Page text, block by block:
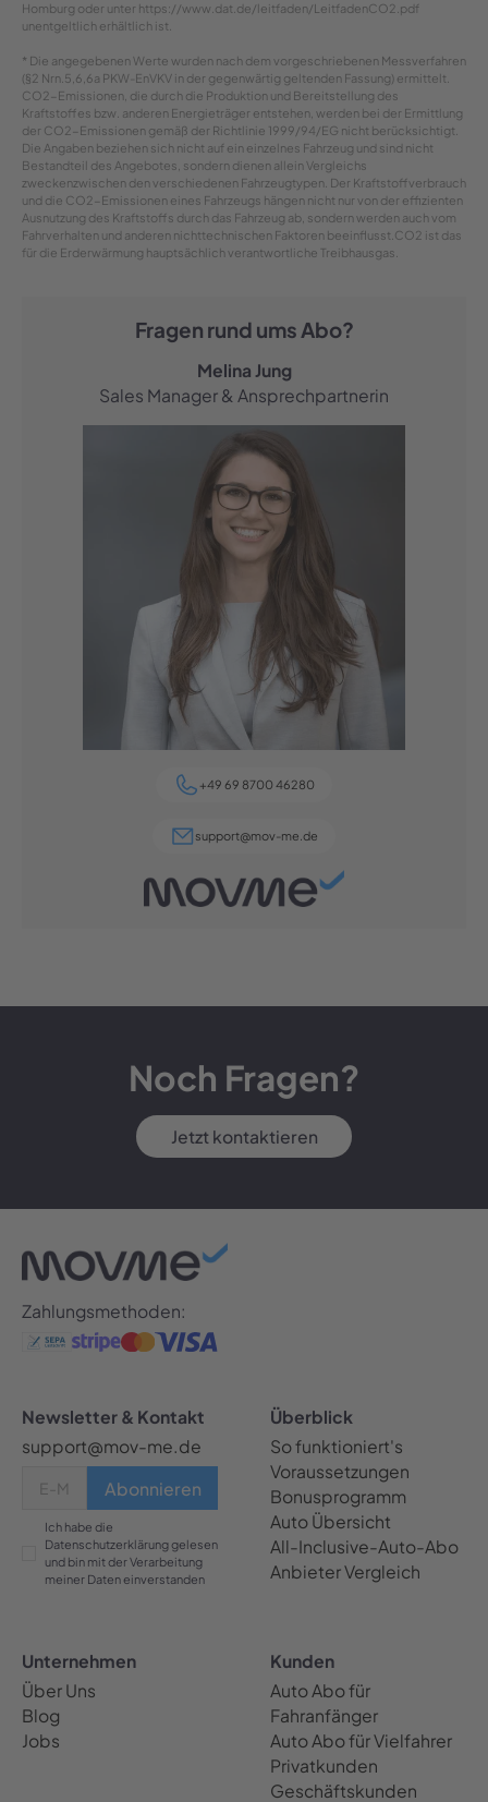
Homburg oder unter https://www.dat.de/leitfaden/LeitfadenCO2.pdf
unentgeltlich erhältlich ist.
* Die angegebenen Werte wurden nach dem vorgeschriebenen Messverfahren
(§2 Nrn.5,6,6a PKW-EnVKV in der gegenwärtig geltenden Fassung) ermittelt.
CO2-Emissionen, die durch die Produktion und Bereitstellung des
Kraftstoffes bzw. anderen Energieträger entstehen, werden bei der Ermittlung
der CO2-Emissionen gemäß der Richtlinie 1999/94/EG nicht berücksichtigt.
Die Angaben beziehen sich nicht auf ein einzelnes Fahrzeug und sind nicht
Bestandteil des Angebotes, sondern dienen allein Vergleichs
zweckenzwischen den verschiedenen Fahrzeugtypen. Der Kraftstoffverbrauch
und die CO2-Emissionen eines Fahrzeugs hängen nicht nur von der effizienten
Ausnutzung des Kraftstoffs durch das Fahrzeug ab, sondern werden auch vom
Fahrverhalten und anderen nichttechnischen Faktoren beeinflusst.CO2 ist das
für die Erderwärmung hauptsächlich verantwortliche Treibhausgas.
Fragen rund ums Abo?
Melina Jung
Sales Manager & Ansprechpartnerin
+49 69 8700 46280
support@mov-me.de
Noch Fragen?
Jetzt kontaktieren
Zahlungsmethoden:
Newsletter & Kontakt
support@mov-me.de
Ich habe die
Datenschutzerklärung gelesen
und bin mit der Verarbeitung
meiner Daten einverstanden
Überblick
So funktioniert's
Voraussetzungen
Bonusprogramm
Auto Übersicht
All-Inclusive-Auto-Abo
Anbieter Vergleich
Unternehmen
Über Uns
Blog
Jobs
Kunden
Auto Abo für
Fahranfänger
Auto Abo für Vielfahrer
Privatkunden
Geschäftskunden